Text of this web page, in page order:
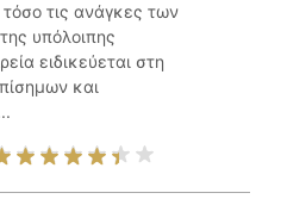
τις ανάγκες των
υπόλοιπης
ειδικεύεται στη
και